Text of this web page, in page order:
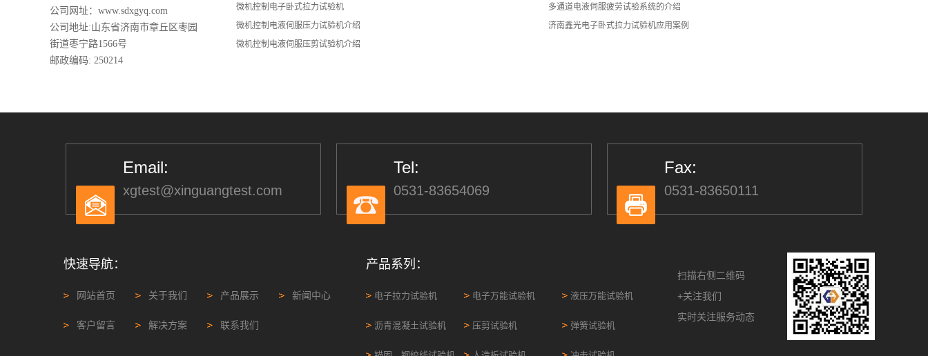
公司网址：www.sdxgyq.com
公司地址:山东省济南市章丘区枣园
街道枣宁路1566号
邮政编码: 250214
微机控制电子卧式拉力试验机
多通道电液伺服疲劳试验系统的介绍
微机控制电液伺服压力试验机介绍
济南鑫光电子卧式拉力试验机应用案例
微机控制电液伺服压剪试验机介绍
Email:
xgtest@xinguangtest.com
Tel:
0531-83654069
Fax:
0531-83650111
快速导航：
网站首页 关于我们 产品展示 新闻中心
客户留言 解决方案 联系我们
产品系列：
电子拉力试验机 电子万能试验机 液压万能试验机
沥青混凝土试验机 压剪试验机 弹簧试验机
扫描右侧二维码
+关注我们
实时关注服务动态